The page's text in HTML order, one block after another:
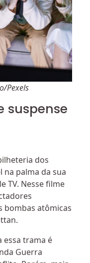
Pexels
suspense
dos
palma da sua
TV. Nesse filme
bombas atômicas
essa trama é
Guerra